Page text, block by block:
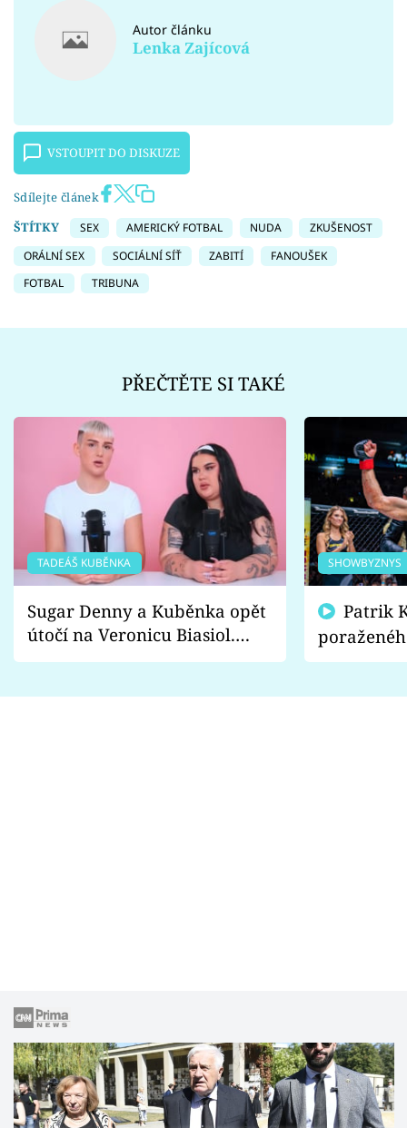
Autor článku
Lenka Zajícová
VSTOUPIT DO DISKUZE
Sdílejte článek
ŠTÍTKY
SEX AMERICKÝ FOTBAL NUDA
ZKUŠENOST
ORÁLNÍ SEX
SOCIÁLNÍ SÍŤ ZABITÍ
FANOUŠEK
FOTBAL
TRIBUNA
PŘEČTĚTE SI TAKÉ
TADEÁŠ KUBĚNKA
Sugar Denny a Kuběnka opět
útočí na Veronicu Biasiol.
Proč je podle nich falešná a
SHOWBYZNYS
fanoušci